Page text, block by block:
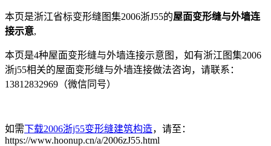
本页是浙江省标变形缝图集2006浙J55的屋面变形缝与外墙连
接示意,
本页是4种屋面变形缝与外墙连接示意图，如有浙江图集2006
浙j55相关的屋面变形缝与外墙连接做法咨询，请联系：
13812832969（微信同号）
如需下载2006浙j55变形缝建筑构造，请至：
https://www.hoonup.cn/a/2006zJ55.html